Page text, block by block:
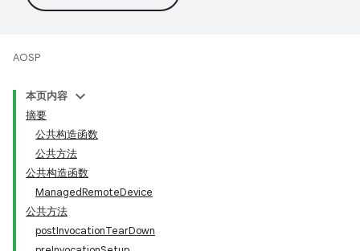
AOSP
本页内容
摘要
公共构造函数
公共方法
公共构造函数
ManagedRemoteDevice
公共方法
postInvocationTearDown